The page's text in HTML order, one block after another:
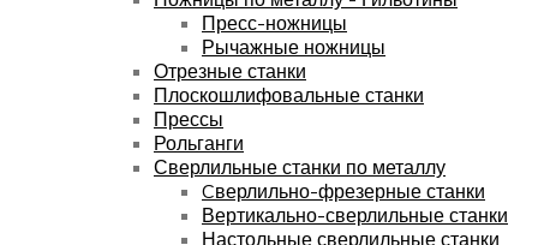
Пресс-ножницы
Рычажные ножницы
Отрезные станки
Плоскошлифовальные станки
Прессы
Рольганги
Сверлильные станки по металлу
Cверлильно-фрезерные станки
Вертикально-сверлильные станки
Настольные сверлильные станки